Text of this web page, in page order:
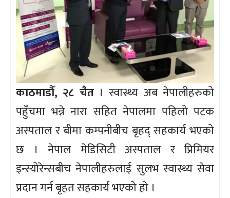
काठमाडौँ, २८ चैत। स्वास्थ्य अब नेपालीहरुको
पहुँचमा भन्ने नारा सहित नेपालमा पहिलो पटक
अस्पताल र बीमा कम्पनीबीच बृहद् सहकार्य भएको
छ । नेपाल मेडिसिटी अस्पताल र प्रिमियर
इन्स्योरेन्सबीच नेपालीहरुलाई सुलभ स्वास्थ्य सेवा
प्रदान गर्न बृहत सहकार्य भएको हो ।